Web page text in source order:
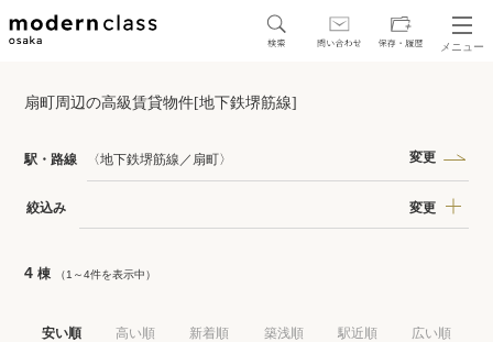
メニュー
扇町周辺の高級賃貸物件[地下鉄堺筋線]
駅・路線 〈地下鉄堺筋線／扇町〉 変更
絞込み 変更
4 棟 （1～4件を表示中）
安い順 高い順 新着順 築浅順 駅近順 広い順